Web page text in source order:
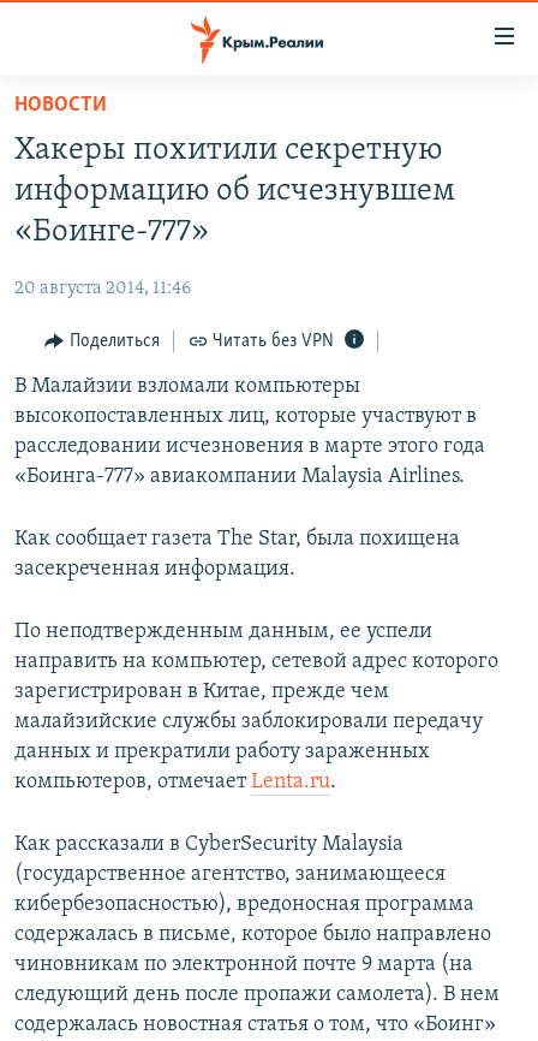
Вернуться
основному
содержанию
Вернутся
главной
навигации
Вернутся
поиску
СПЕЦПРОЕКТЫ
ГРУЗ 200
11 ЛЕТ ОККУПАЦИИ КРЫМА. 11 ИСТОРИЙ СОПРОТИВЛЕНИЯ
ВОДА
ЕЩЕ
ИНТЕРАКТИВ
ИНФОГРАФИКА
СОВЕТЫ ПРАВОЗАЩИТНИКОВ
ПОБЕДИТЕЛЕЙ НЕ СУДЯТ?
УКРАИНСКАЯ ПРОБЛЕМА КРЫМА
РАДІО СВОБОДА
КАК ОБОЙТИ БЛОКИРОВКУ
Українською
Все сайты RFE/RL
НОВОСТИ
Хакеры похитили секретную
информацию об исчезнувшем
«Боинге-777»
20 августа 2014, 11:46
Поделиться Читать без VPN
В Малайзии взломали компьютеры
высокопоставленных лиц, которые участвуют в
расследовании исчезновения в марте этого года
«Боинга-777» авиакомпании Malaysia Airlines.
Как сообщает газета The Star, была похищена
засекреченная информация.
По неподтвержденным данным, ее успели
направить на компьютер, сетевой адрес которого
зарегистрирован в Китае, прежде чем
малайзийские службы заблокировали передачу
данных и прекратили работу зараженных
компьютеров, отмечаетLenta.ru.
Как рассказали в CyberSecurity Malaysia
(государственное агентство, занимающееся
кибербезопасностью), вредоносная программа
содержалась в письме, которое было направлено
чиновникам по электронной почте 9 марта (на
следующий день после пропажи самолета). В нем
содержалась новостная статья о том, что «Боинг»